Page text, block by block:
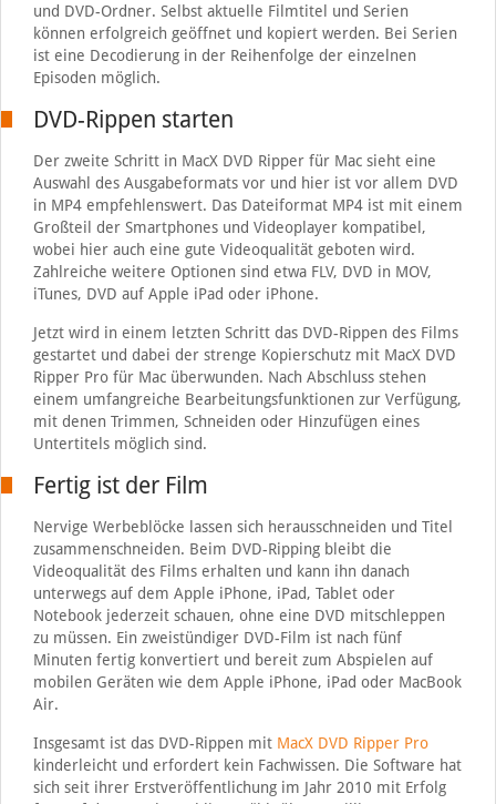
und DVD-Ordner. Selbst aktuelle Filmtitel und Serien
können erfolgreich geöffnet und kopiert werden. Bei Serien
ist eine Decodierung in der Reihenfolge der einzelnen
Episoden möglich.
DVD-Rippen starten
Der zweite Schritt in MacX DVD Ripper für Mac sieht eine
Auswahl des Ausgabeformats vor und hier ist vor allem DVD
in MP4 empfehlenswert. Das Dateiformat MP4 ist mit einem
Großteil der Smartphones und Videoplayer kompatibel,
wobei hier auch eine gute Videoqualität geboten wird.
Zahlreiche weitere Optionen sind etwa FLV, DVD in MOV,
iTunes, DVD auf Apple iPad oder iPhone.
Jetzt wird in einem letzten Schritt das DVD-Rippen des Films
gestartet und dabei der strenge Kopierschutz mit MacX DVD
Ripper Pro für Mac überwunden. Nach Abschluss stehen
einem umfangreiche Bearbeitungsfunktionen zur Verfügung,
mit denen Trimmen, Schneiden oder Hinzufügen eines
Untertitels möglich sind.
Fertig ist der Film
Nervige Werbeblöcke lassen sich herausschneiden und Titel
zusammenschneiden. Beim DVD-Ripping bleibt die
Videoqualität des Films erhalten und kann ihn danach
unterwegs auf dem Apple iPhone, iPad, Tablet oder
Notebook jederzeit schauen, ohne eine DVD mitschleppen
zu müssen. Ein zweistündiger DVD-Film ist nach fünf
Minuten fertig konvertiert und bereit zum Abspielen auf
mobilen Geräten wie dem Apple iPhone, iPad oder MacBook
Air.
Insgesamt ist das DVD-Rippen mit MacX DVD Ripper Pro
kinderleicht und erfordert kein Fachwissen. Die Software hat
sich seit ihrer Erstveröffentlichung im Jahr 2010 mit Erfolg